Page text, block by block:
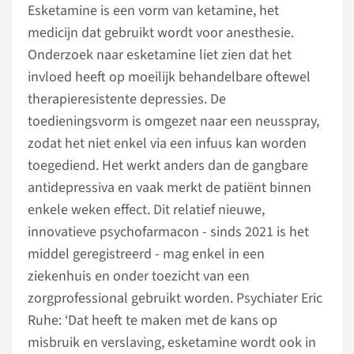
Esketamine is een vorm van ketamine, het
medicijn dat gebruikt wordt voor anesthesie.
Onderzoek naar esketamine liet zien dat het
invloed heeft op moeilijk behandelbare oftewel
therapieresistente depressies. De
toedieningsvorm is omgezet naar een neusspray,
zodat het niet enkel via een infuus kan worden
toegediend. Het werkt anders dan de gangbare
antidepressiva en vaak merkt de patiënt binnen
enkele weken effect. Dit relatief nieuwe,
innovatieve psychofarmacon - sinds 2021 is het
middel geregistreerd - mag enkel in een
ziekenhuis en onder toezicht van een
zorgprofessional gebruikt worden. Psychiater Eric
Ruhe: ‘Dat heeft te maken met de kans op
misbruik en verslaving, esketamine wordt ook in